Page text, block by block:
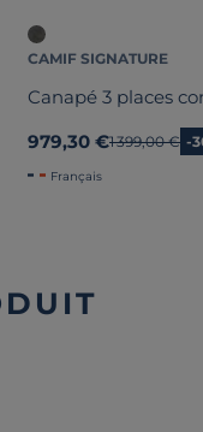
CAMIF SIGNATURE
Canapé 3 places
979,30 €Ancien prix
1 399,00 € -
Français